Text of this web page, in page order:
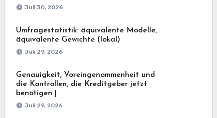
Juli 30, 2026
Umfragestatistik: äquivalente Modelle,
äquivalente Gewichte (lokal)
Juli 29, 2026
Genauigkeit, Voreingenommenheit und
die Kontrollen, die Kreditgeber jetzt
benötigen |
Juli 29, 2026